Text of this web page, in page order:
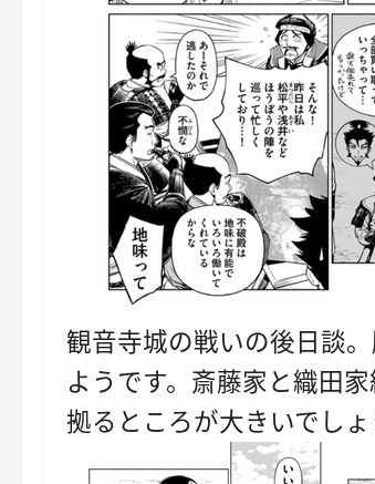
観音寺城の戦いの後日談
ようです。斎藤家と織田
拠るところが大きいでしょ